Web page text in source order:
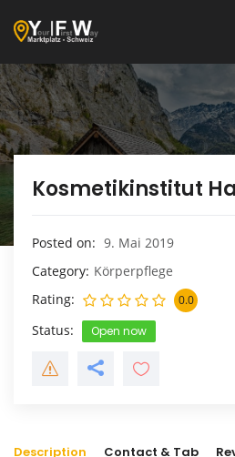
Kosmetikinstitut
Posted on
9. Mai 2019
Category Körperpflege
Rating
0.0
Status Open now
Description Contact & Tab